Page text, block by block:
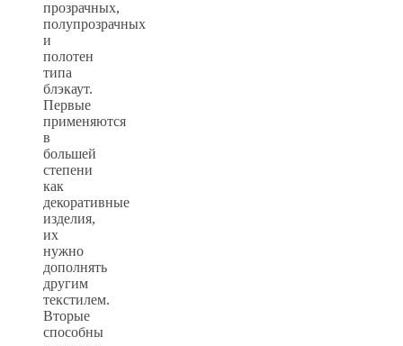
прозрачных,
полупрозрачных
и
полотен
типа
блэкаут.
Первые
применяются
в
большей
степени
как
декоративные
изделия,
их
нужно
дополнять
другим
текстилем.
Вторые
способны